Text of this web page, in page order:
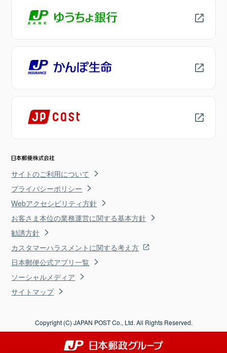
サイトのご利用について
プライバシーポリシー
Webアクセシビリティ方針
お客さま本位の業務運営に関する基本方針
勧誘方針
カスタマーハラスメントに関する考え方
日本郵便公式アプリ一覧
ソーシャルメディア
サイトマップ
Copyright (C) JAPAN POST Co., Ltd. All Rights Reserved.